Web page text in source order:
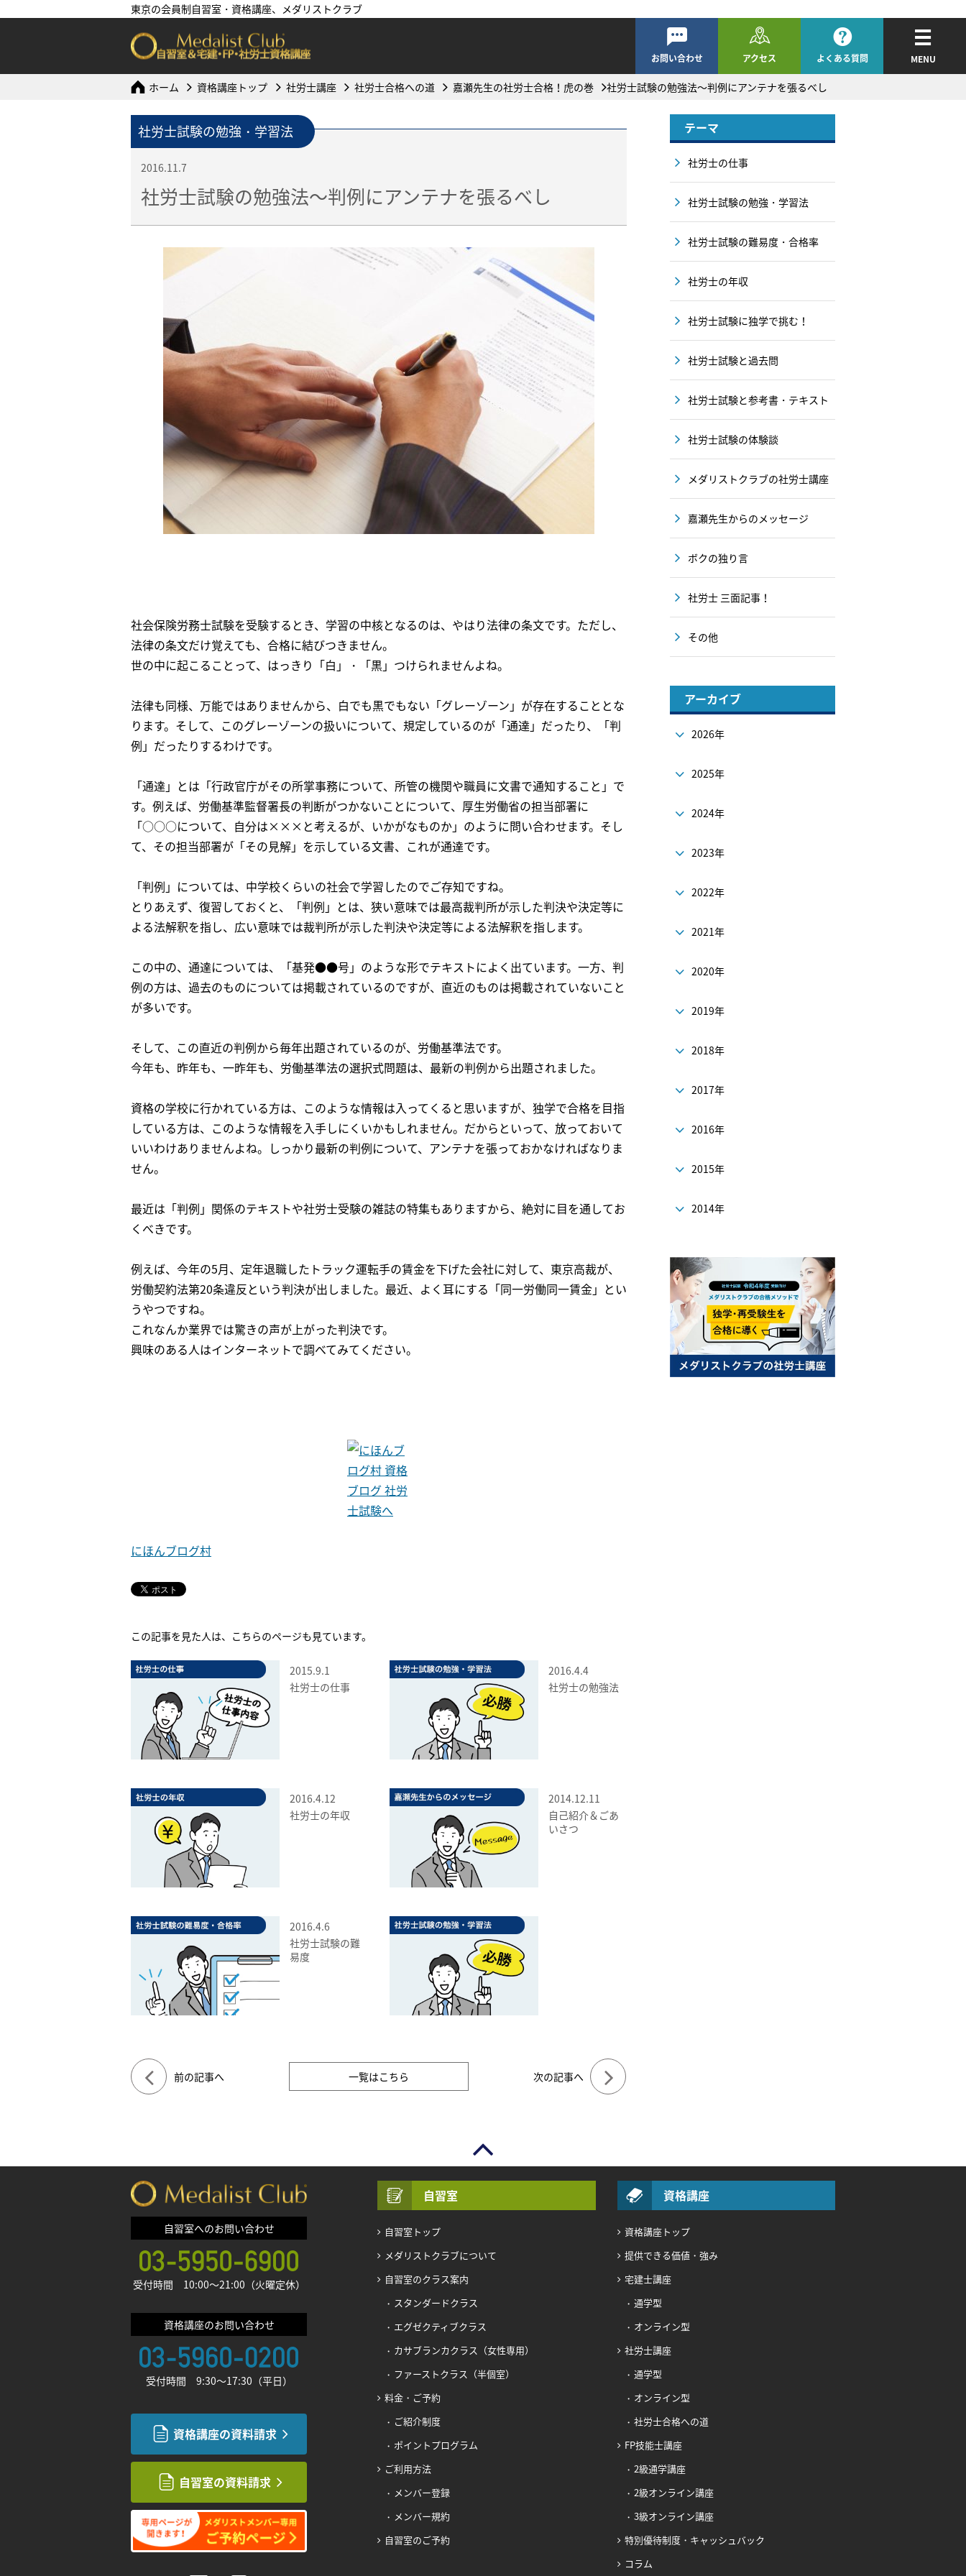
東京の会員制自習室・資格講座、メダリストクラブ
お問い合わせ アクセス よくある質問 MENU
ホーム 資格講座トップ 社労士講座 社労士合格への道 嘉瀬先生の社労士合格！虎の巻 社労士試験の勉強法～判例にアンテナを張るべし
社労士試験の勉強・学習法
2016.11.7
社労士試験の勉強法～判例にアンテナを張るべし
社会保険労務士試験を受験するとき、学習の中核となるのは、やはり法律の条文です。ただし、
法律の条文だけ覚えても、合格に結びつきません。
世の中に起こることって、はっきり「白」・「黒」つけられませんよね。
法律も同様、万能ではありませんから、白でも黒でもない「グレーゾーン」が存在することとな
ります。そして、このグレーゾーンの扱いについて、規定しているのが「通達」だったり、「判
例」だったりするわけです。
「通達」とは「行政官庁がその所掌事務について、所管の機関や職員に文書で通知すること」で
す。例えば、労働基準監督署長の判断がつかないことについて、厚生労働省の担当部署に
「○○○について、自分は×××と考えるが、いかがなものか」のように問い合わせます。そし
て、その担当部署が「その見解」を示している文書、これが通達です。
「判例」については、中学校くらいの社会で学習したのでご存知ですね。
とりあえず、復習しておくと、「判例」とは、狭い意味では最高裁判所が示した判決や決定等に
よる法解釈を指し、広い意味では裁判所が示した判決や決定等による法解釈を指します。
この中の、通達については、「基発●●号」のような形でテキストによく出ています。一方、判
例の方は、過去のものについては掲載されているのですが、直近のものは掲載されていないこと
が多いです。
そして、この直近の判例から毎年出題されているのが、労働基準法です。
今年も、昨年も、一昨年も、労働基準法の選択式問題は、最新の判例から出題されました。
資格の学校に行かれている方は、このような情報は入ってくると思いますが、独学で合格を目指
している方は、このような情報を入手しにくいかもしれません。だからといって、放っておいて
いいわけありませんよね。しっかり最新の判例について、アンテナを張っておかなければなりま
せん。
最近は「判例」関係のテキストや社労士受験の雑誌の特集もありますから、絶対に目を通してお
くべきです。
例えば、今年の5月、定年退職したトラック運転手の賃金を下げた会社に対して、東京高裁が、
労働契約法第20条違反という判決が出しました。最近、よく耳にする「同一労働同一賃金」とい
うやつですね。
これなんか業界では驚きの声が上がった判決です。
興味のある人はインターネットで調べてみてください。
にほんブログ村
この記事を見た人は、こちらのページも見ています。
2015.9.1
社労士の仕事
2016.4.4
社労士の勉強法
2016.4.12
社労士の年収
2014.12.11
自己紹介＆ごあ
いさつ
2016.4.6
社労士試験の難
易度
前の記事へ 一覧はこちら 次の記事へ
テーマ
社労士の仕事
社労士試験の勉強・学習法
社労士試験の難易度・合格率
社労士の年収
社労士試験に独学で挑む！
社労士試験と過去問
社労士試験と参考書・テキスト
社労士試験の体験談
メダリストクラブの社労士講座
嘉瀬先生からのメッセージ
ボクの独り言
社労士 三面記事！
その他
アーカイブ
2026年
2025年
2024年
2023年
2022年
2021年
2020年
2019年
2018年
2017年
2016年
2015年
2014年
自習室へのお問い合わせ
受付時間 10:00〜21:00（火曜定休）
資格講座のお問い合わせ
受付時間 9:30〜17:30（平日）
資格講座の資料請求
自習室の資料請求
自習室
自習室トップ
メダリストクラブについて
自習室のクラス案内
スタンダードクラス
エグゼクティブクラス
カサブランカクラス（女性専用）
ファーストクラス（半個室）
料金・ご予約
ご紹介制度
ポイントプログラム
ご利用方法
メンバー登録
メンバー規約
自習室のご予約
資格講座
資格講座トップ
提供できる価値・強み
宅建士講座
通学型
オンライン型
社労士講座
通学型
オンライン型
社労士合格への道
FP技能士講座
2級通学講座
2級オンライン講座
3級オンライン講座
特別優待制度・キャッシュバック
コラム